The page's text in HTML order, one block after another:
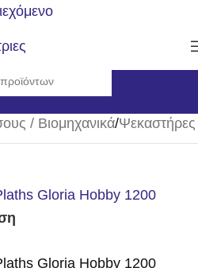
/ Βιομηχανικά/Ψεκαστήρες